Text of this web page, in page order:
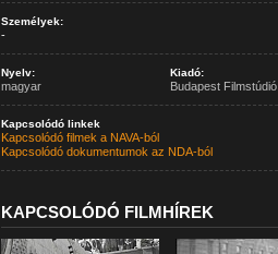
Személyek:
-
Nyelv:
magyar
Kiadó:
Budapest Filmstúdió
Kapcsolódó linkek
Kapcsolódó filmek a NAVA-ból
Kapcsolódó dokumentumok az NDA-ból
KAPCSOLÓDÓ FILMHÍREK